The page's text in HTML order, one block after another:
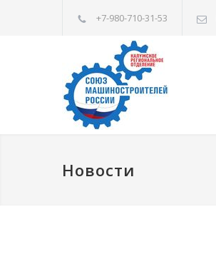
+7-980-710-31-53
Новости